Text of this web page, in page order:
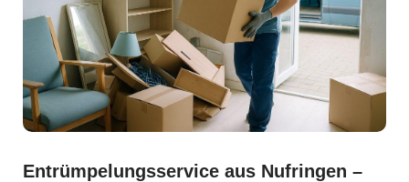
Entrümpelungsservice aus Nufringen –